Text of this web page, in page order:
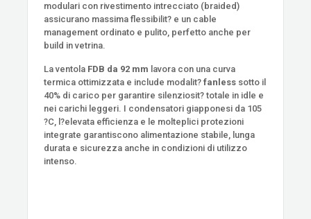
modulari con rivestimento intrecciato (braided)
assicurano massima flessibilit? e un cable
management ordinato e pulito, perfetto anche per
build in vetrina.
La ventola FDB da 92 mm lavora con una curva
termica ottimizzata e include modalit?fanless sotto il
40% di carico per garantire silenziosit? totale in idle e
nei carichi leggeri. I condensatori giapponesi da 105
?C, l?elevata efficienza e le molteplici protezioni
integrate garantiscono alimentazione stabile, lunga
durata e sicurezza anche in condizioni di utilizzo
intenso.